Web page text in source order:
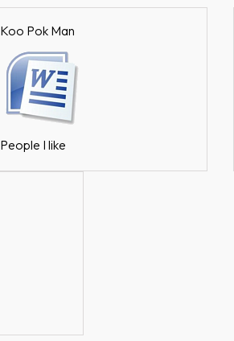
Koo Pok Man
People I like